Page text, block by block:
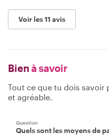
Voir les 11 avis
Bien à savoir
Tout ce que tu dois savoir
et agréable.
Question
Quels sont les moyens de